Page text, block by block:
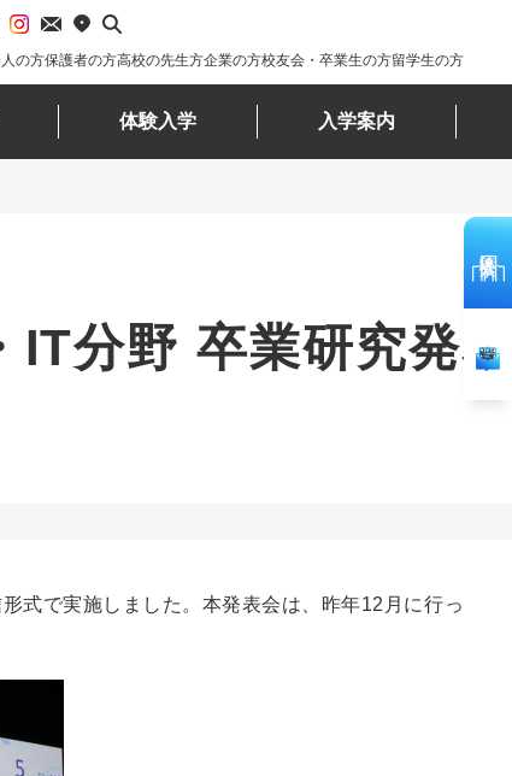
の方保護者の方高校の先生方企業の方校友会・卒業生の方留学生の方
体験入学 入学案内
分野 卒業研究発表
式で実施しました。本発表会は、昨年12月に行っ